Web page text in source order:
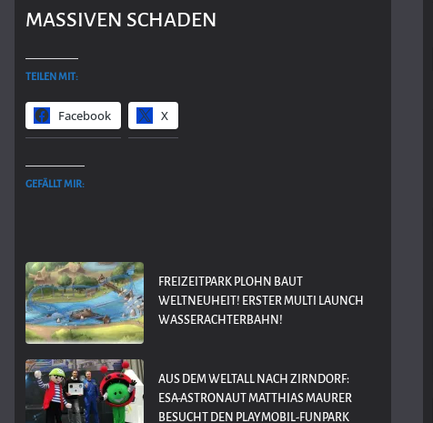
MASSIVEN SCHADEN
TEILEN MIT:
Facebook X
GEFÄLLT MIR:
FREIZEITPARK PLOHN BAUT
WELTNEUHEIT! ERSTER MULTI LAUNCH
WASSERACHTERBAHN!
AUS DEM WELTALL NACH ZIRNDORF:
ESA-ASTRONAUT MATTHIAS MAURER
BESUCHT DEN PLAYMOBIL-FUNPARK